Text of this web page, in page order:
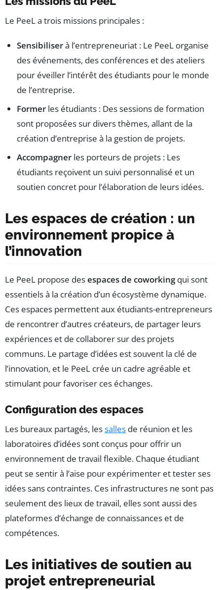
Le PeeL a trois missions principales :
Sensibiliserà l’entrepreneuriat : Le PeeL organise
des événements, des conférences et des ateliers
pour éveiller l’intérêt des étudiants pour le monde
de l’entreprise.
Former les étudiants : Des sessions de formation
sont proposées sur divers thèmes, allant de la
création d’entreprise à la gestion de projets.
Accompagner les porteurs de projets : Les
étudiants reçoivent un suivi personnalisé et un
soutien concret pour l’élaboration de leurs idées.
Les espaces de création : un
environnement propice à
l’innovation
Le PeeL propose desespaces de coworkingqui sont
essentiels à la création d’un écosystème dynamique.
Ces espaces permettent aux étudiants-entrepreneurs
de rencontrer d’autres créateurs, de partager leurs
expériences et de collaborer sur des projets
communs. Le partage d’idées est souvent la clé de
l’innovation, et le PeeL crée un cadre agréable et
stimulant pour favoriser ces échanges.
Configuration des espaces
Les bureaux partagés, lessalles de réunion et les
laboratoires d’idées sont conçus pour offrir un
environnement de travail flexible. Chaque étudiant
peut se sentir à l’aise pour expérimenter et tester ses
idées sans contraintes. Ces infrastructures ne sont pas
seulement des lieux de travail, elles sont aussi des
plateformes d’échange de connaissances et de
compétences.
Les initiatives de soutien au
projet entrepreneurial